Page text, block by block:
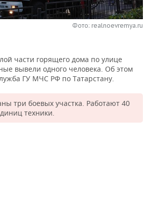
Фото: realnoevremya.ru
части горящего дома по улице
вывели одного человека. Об этом
ГУ МЧС РФ по Татарстану.
три боевых участка. Работают 40
техники.